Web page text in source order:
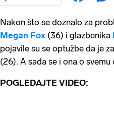
Nakon što se doznalo za
Megan Fox (36) i glazbenika
pojavile su se optužbe da je
(26). A sada se i ona o svemu
POGLEDAJTE VIDEO: